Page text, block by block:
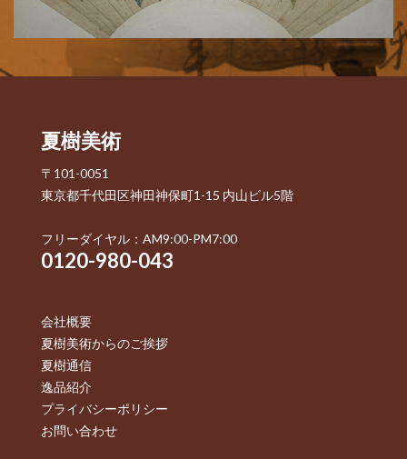
夏樹美術
〒101-0051
東京都千代田区神田神保町1-15 内山ビル5階
フリーダイヤル：AM9:00-PM7:00
0120-980-043
会社概要
夏樹美術からのご挨拶
夏樹通信
逸品紹介
プライバシーポリシー
お問い合わせ